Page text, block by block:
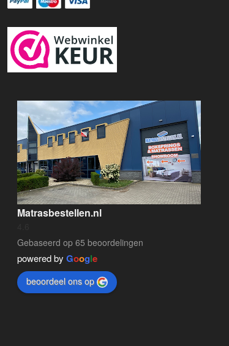
Matrasbestellen.nl
Gebaseerd op 65 beoordelingen
powered by Google
beoordeel ons op